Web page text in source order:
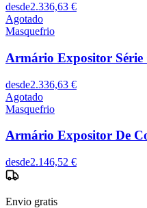
desde2.336,63 €
Agotado
Masquefrio
Armário Expositor Série
desde2.336,63 €
Agotado
Masquefrio
Armário Expositor De
desde2.146,52 €
Envio gratis